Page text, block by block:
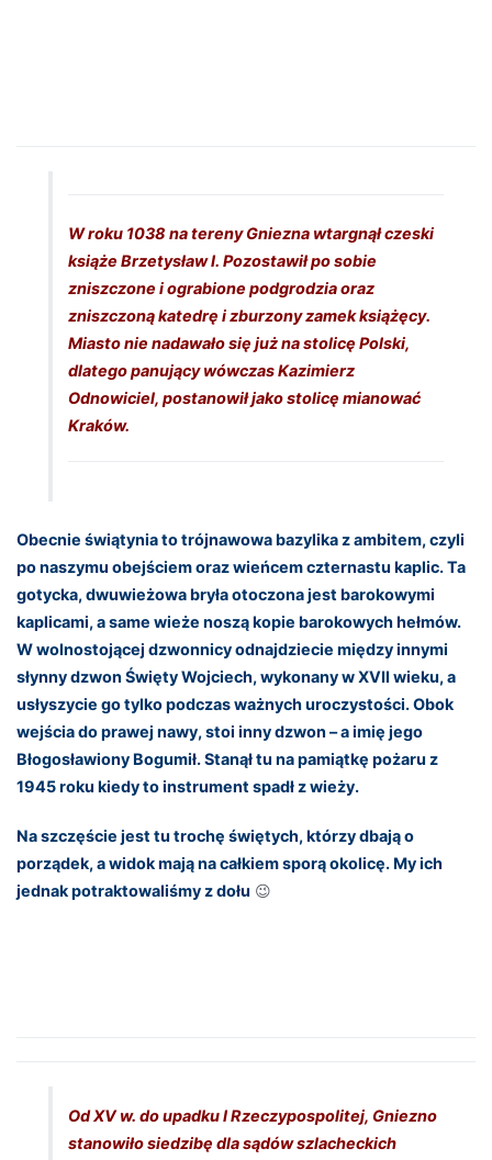
W roku 1038 na tereny Gniezna wtargnął czeski
książe Brzetysław I. Pozostawił po sobie
zniszczone i ograbione podgrodzia oraz
zniszczoną katedrę i zburzony zamek książęcy.
Miasto nie nadawało się już na stolicę Polski,
dlatego panujący wówczas Kazimierz
Odnowiciel, postanowił jako stolicę mianować
Kraków.
Obecnie świątynia to trójnawowa bazylika z ambitem, czyli
po naszymu obejściem oraz wieńcem czternastu kaplic. Ta
gotycka, dwuwieżowa bryła otoczona jest barokowymi
kaplicami, a same wieże noszą kopie barokowych hełmów.
W wolnostojącej dzwonnicy odnajdziecie między innymi
słynny dzwon Święty Wojciech, wykonany w XVII wieku, a
usłyszycie go tylko podczas ważnych uroczystości. Obok
wejścia do prawej nawy, stoi inny dzwon – a imię jego
Błogosławiony Bogumił. Stanął tu na pamiątkę pożaru z
1945 roku kiedy to instrument spadł z wieży.
Na szczęście jest tu trochę świętych, którzy dbają o
porządek, a widok mają na całkiem sporą okolicę. My ich
jednak potraktowaliśmy z dołu 😉
Od XV w. do upadku I Rzeczypospolitej, Gniezno
stanowiło siedzibę dla sądów szlacheckich